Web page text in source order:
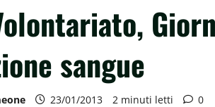
sangue
23/01/2013 2 minuti letti 0